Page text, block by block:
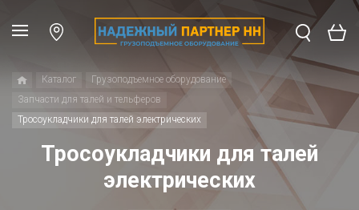
Каталог
Грузоподъемное оборудование
Запчасти для талей и тельферов
Тросоукладчики для талей электрических
Тросоукладчики для талей
электрических